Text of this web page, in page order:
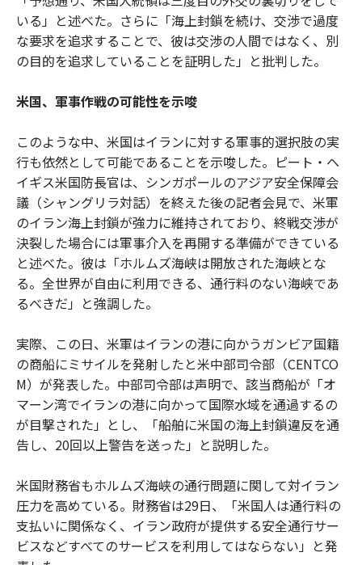
いる」と述べた。さらに「海上封鎖を続け、交渉で過度
な要求を追求することで、彼は交渉の人間ではなく、別
の目的を追求していることを証明した」と批判した。
米国、軍事作戦の可能性を示唆
このような中、米国はイランに対する軍事的選択肢の実
行も依然として可能であることを示唆した。ピート・ヘ
イギス米国防長官は、シンガポールのアジア安全保障会
議（シャングリラ対話）を終えた後の記者会見で、米軍
のイラン海上封鎖が強力に維持されており、終戦交渉が
決裂した場合には軍事介入を再開する準備ができている
と述べた。彼は「ホルムズ海峡は開放された海峡とな
る。全世界が自由に利用できる、通行料のない海峡であ
るべきだ」と強調した。
実際、この日、米軍はイランの港に向かうガンビア国籍
の商船にミサイルを発射したと米中部司令部（CENTCO
M）が発表した。中部司令部は声明で、該当商船が「オ
マーン湾でイランの港に向かって国際水域を通過するの
が目撃された」とし、「船舶に米国の海上封鎖違反を通
告し、20回以上警告を送った」と説明した。
米国財務省もホルムズ海峡の通行問題に関して対イラン
圧力を高めている。財務省は29日、「米国人は通行料の
支払いに関係なく、イラン政府が提供する安全通行サー
ビスなどすべてのサービスを利用してはならない」と発